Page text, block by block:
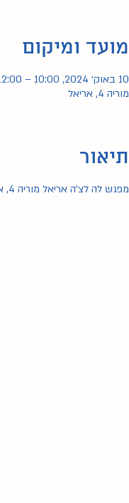
מועד ומיקום
10 באוק׳ 2024, 10:00 – 12:00
מוריה 4, אריאל
תיאור
מפגש לה לצ'ה אריאל מוריה 4, אריאל ב10:00 מדריכה: אליענה 0524546242